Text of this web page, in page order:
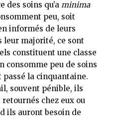
des soins qu’a minima
peu, soit
informés de leurs
leur majorité, ce sont
constituent une classe
consomme peu de soins
passé la cinquantaine.
souvent pénible, ils
chez eux ou
ils auront besoin de